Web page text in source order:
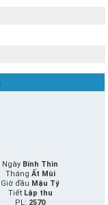
Ngày Bính Thìn
Tháng Ất Mùi
Giờ đầu Mậu Tý
Tiết Lập thu
PL: 2570